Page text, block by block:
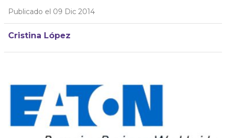
Publicado el 09 Dic 2014
Cristina López